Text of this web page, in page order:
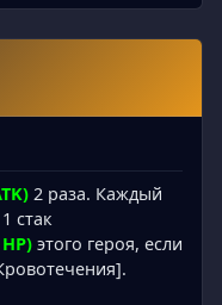
2 раза. Каждый
стак
этого героя, если